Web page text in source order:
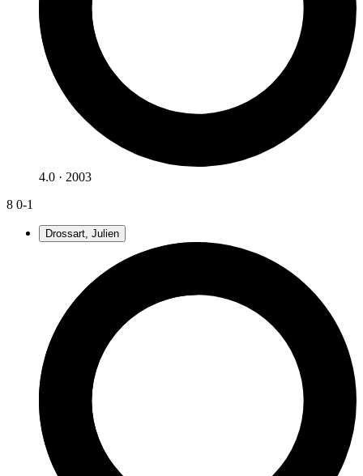
4.0 · 2003
8 0-1
Drossart, Julien